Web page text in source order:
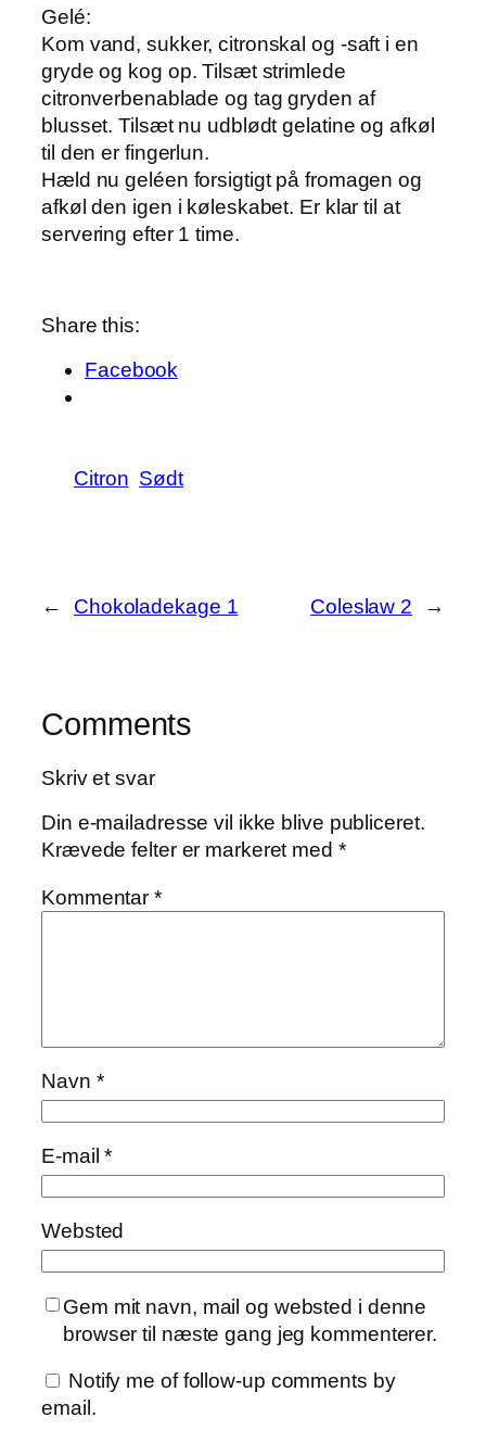
Gelé:
Kom vand, sukker, citronskal og -saft i en
gryde og kog op. Tilsæt strimlede
citronverbenablade og tag gryden af
blusset. Tilsæt nu udblødt gelatine og afkøl
til den er fingerlun.
Hæld nu geléen forsigtigt på fromagen og
afkøl den igen i køleskabet. Er klar til at
servering efter 1 time.
Share this:
Facebook
Citron Sødt
← Chokoladekage 1 Coleslaw 2 →
Comments
Skriv et svar
Din e-mailadresse vil ikke blive publiceret.
Krævede felter er markeret med *
Kommentar*
Navn *
E-mail*
Websted
Gem mit navn, mail og websted i denne
browser til næste gang jeg kommenterer.
Notify me of follow-up comments by
email.